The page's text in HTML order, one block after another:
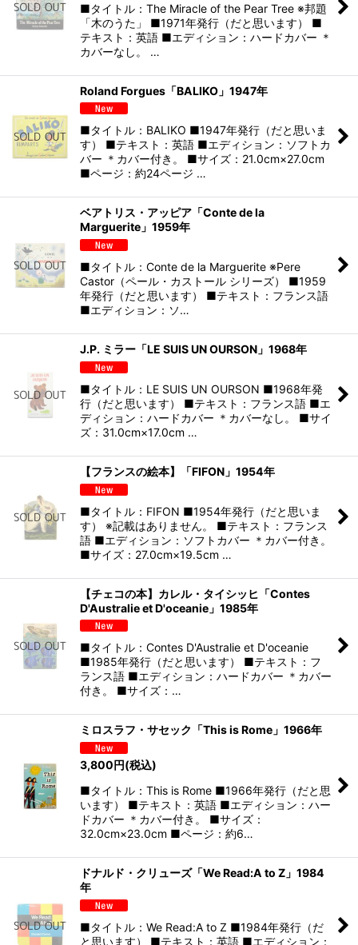
■タイトル：The Miracle of the Pear Tree ※邦題
「木のうた」 ■1971年発行（だと思います） ■
テキスト：英語 ■エディション：ハードカバー ＊
カバーなし。 …
Roland Forgues「BALIKO」1947年
■タイトル：BALIKO ■1947年発行（だと思いま
す） ■テキスト：英語 ■エディション：ソフトカ
バー ＊カバー付き。 ■サイズ：21.0cm×27.0cm
■ページ：約24ページ …
ベアトリス・アッピア「Conte de la
Marguerite」1959年
■タイトル：Conte de la Marguerite ※Pere
Castor（ペール・カストール シリーズ） ■1959
年発行（だと思います） ■テキスト：フランス語
■エディション：ソ…
J.P. ミラー「LE SUIS UN OURSON」1968年
■タイトル：LE SUIS UN OURSON ■1968年発
行（だと思います） ■テキスト：フランス語 ■エ
ディション：ハードカバー ＊カバーなし。 ■サイ
ズ：31.0cm×17.0cm …
【フランスの絵本】「FIFON」1954年
■タイトル：FIFON ■1954年発行（だと思いま
す） ※記載はありません。 ■テキスト：フランス
語 ■エディション：ソフトカバー ＊カバー付き。
■サイズ：27.0cm×19.5cm …
【チェコの本】カレル・タイシッヒ「Contes
D'Australie et D'oceanie」1985年
■タイトル：Contes D'Australie et D'oceanie
■1985年発行（だと思います） ■テキスト：フ
ランス語 ■エディション：ハードカバー ＊カバー
付き。 ■サイズ：…
ミロスラフ・サセック「This is Rome」1966年
3,800円(税込)
■タイトル：This is Rome ■1966年発行（だと思
います） ■テキスト：英語 ■エディション：ハー
ドカバー ＊カバー付き。 ■サイズ：
32.0cm×23.0cm ■ページ：約6…
ドナルド・クリューズ「We Read:A to Z」1984
年
■タイトル：We Read:A to Z ■1984年発行（だ
と思います） ■テキスト：英語 ■エディション：